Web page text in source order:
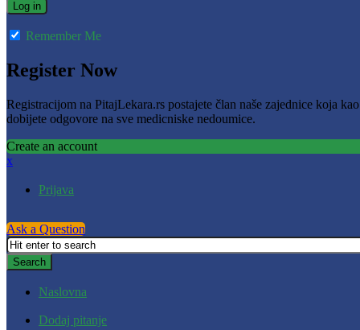
Remember Me
Register Now
Registracijom na PitajLekara.rs postajete član naše zajednice koja
dobijete odgovore na sve medicniske nedoumice.
Create an account
x
Prijava
Ask a Question
Naslovna
Dodaj pitanje